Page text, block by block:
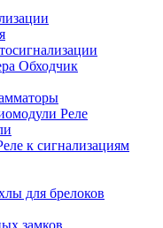
Обходчик
Реле
к сигнализациям
для брелоков